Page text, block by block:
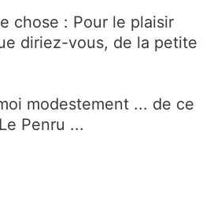
chose : Pour le plaisir
diriez-vous, de la petite
modestement ... de ce
Penru ...